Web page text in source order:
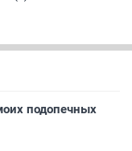
подопечных